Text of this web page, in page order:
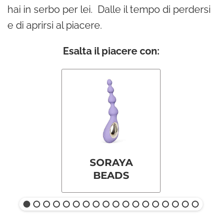
hai in serbo per lei. Dalle il tempo di perdersi
e di aprirsi al piacere.
Esalta il piacere con:
SORAYA
BEADS